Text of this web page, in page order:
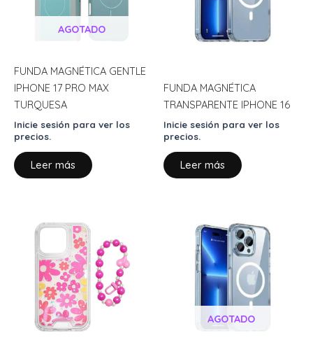
AGOTADO
FUNDA MAGNÉTICA GENTLE
IPHONE 17 PRO MAX
TURQUESA
Inicie sesión para ver los
precios.
Leer más
FUNDA MAGNÉTICA
TRANSPARENTE IPHONE 16
Inicie sesión para ver los
precios.
Leer más
AGOTADO